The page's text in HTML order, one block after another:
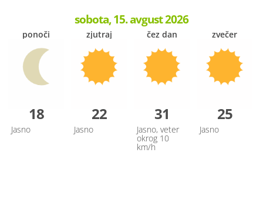
sobota, 15. avgust 2026
ponoči
18
Jasno
zjutraj
22
Jasno
čez dan
31
Jasno, veter
okrog 10
km/h
zvečer
25
Jasno